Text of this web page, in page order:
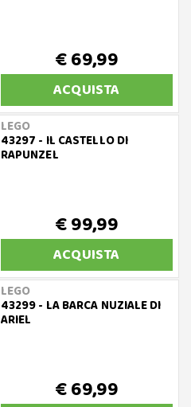
€ 69,99
ACQUISTA
LEGO
43297 - IL CASTELLO DI
RAPUNZEL
€ 99,99
ACQUISTA
LEGO
43299 - LA BARCA NUZIALE DI
ARIEL
€ 69,99